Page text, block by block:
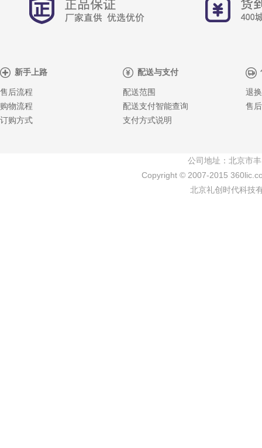
新手上路
售后流程
购物流程
订购方式
配送与支付
配送范围
配送支付智能查询
支付方式说明
退
售
公司地址：北京市
Copyright © 2007-2015
北京礼创时代科技